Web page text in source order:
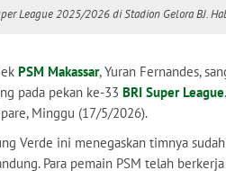
League 2025/2026 di Stadion Gelora BJ.
PSM Makassar, Yuran Fernandes,
pada pekan ke-33 BRI Super League
Minggu (17/5/2026).
Verde ini menegaskan timnya
Para pemain PSM telah